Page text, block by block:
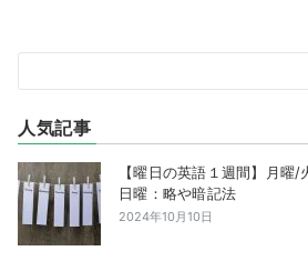
人気記事
【曜日の英語１週間】月
日曜：略や暗記法
2024年10月10日